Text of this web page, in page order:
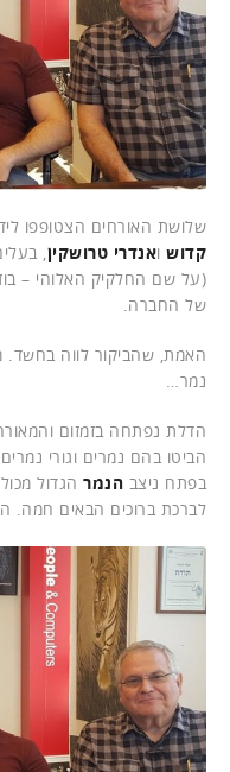
שלושת האורחים הצטופפו
קדוש ואנדרי טרושקין,
(על שם החלקיק האלוהי –
של החברה.
האמת, שהביקור לווה בחשד.
נמר…
הדלת נפתחה בזמזום
הביטו בהם נמרים וגורי
בפתח ניצב הנמר הגדול
לברכת ברוכים הבאים חמה.